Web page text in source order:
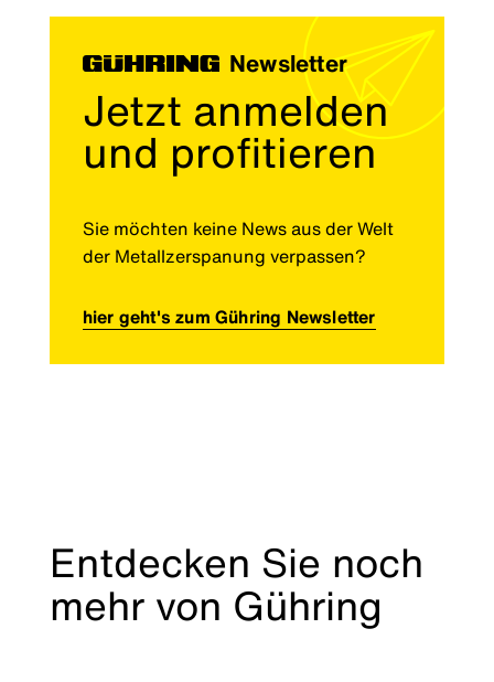
Newsletter
Jetzt anmelden
und profitieren
Sie möchten keine News aus der Welt
der Metallzerspanung verpassen?
hier geht's zum Gühring Newsletter
Entdecken Sie noch
mehr von Gühring